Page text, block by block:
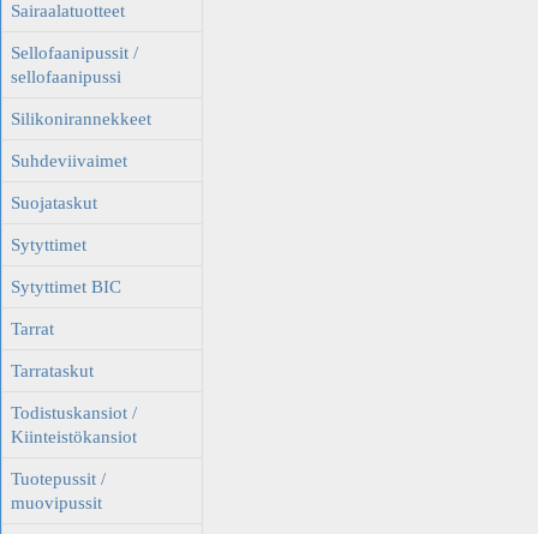
Sairaalatuotteet
Sellofaanipussit /
sellofaanipussi
Silikonirannekkeet
Suhdeviivaimet
Suojataskut
Sytyttimet
Sytyttimet BIC
Tarrat
Tarrataskut
Todistuskansiot /
Kiinteistökansiot
Tuotepussit /
muovipussit